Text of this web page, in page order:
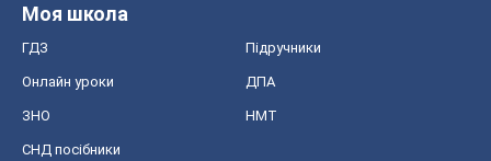
Моя школа
ГДЗ Підручники
Онлайн уроки ДПА
ЗНО НМТ
СНД посібники